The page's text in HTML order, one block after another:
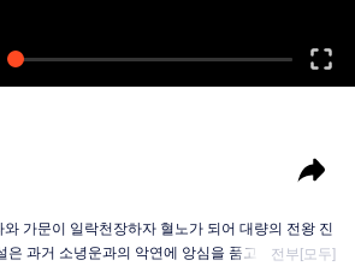
가문이 일락천장하자 혈노가 되어 대량의 전왕 진
은 과거 소녕운과의 악연에 앙심을 품고 그녀를 이
전부[모두]